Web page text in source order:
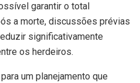
garantir o total
a morte, discussões prévias
significativamente
os herdeiros.
um planejamento que